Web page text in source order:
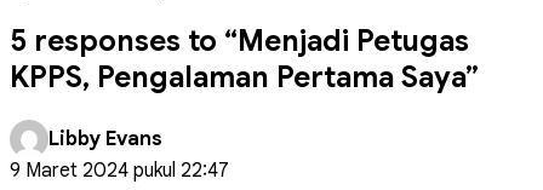
5 responses to “Menjadi Petugas
KPPS, Pengalaman Pertama Saya”
Libby Evans
9 Maret 2024 pukul 22:47